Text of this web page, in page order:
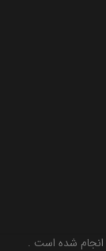
انجام شده است .